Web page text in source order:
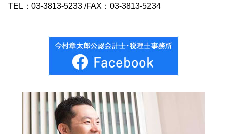
TEL：03-3813-5233 /FAX：03-3813-5234